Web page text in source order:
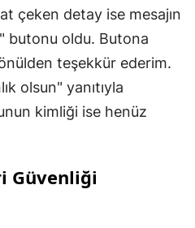
çeken detay ise mesajın
butonu oldu. Butona
teşekkür ederim.
olsun" yanıtıyla
kimliği ise henüz
Güvenliği